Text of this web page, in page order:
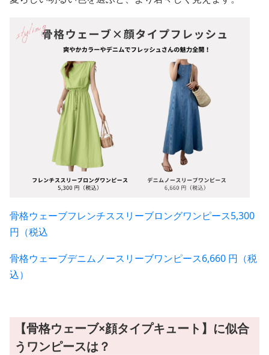
骨格ウェーブフレンチススリーブロングワンピース5,300
円（税込
骨格ウェーブデニムノースリーブワンピース6,660 円（税
込）
【骨格ウェーブ×顔タイプキュート】に似合
うワンピースは？